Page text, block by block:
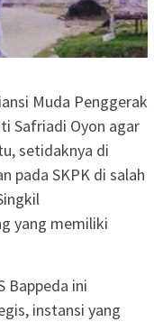
Muda Penggerak
Safriadi Oyon agar
setidaknya di
pada SKPK di salah
yang memiliki
Bappeda ini
instansi yang